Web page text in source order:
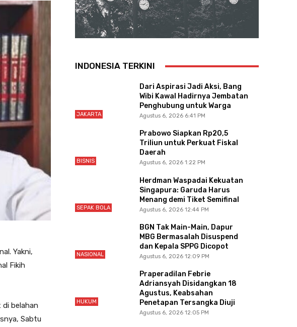
Yakni,
Fikih
di belahan
Sabtu
INDONESIA TERKINI
JAKARTA
Dari Aspirasi Jadi Aksi, Bang
Wibi Kawal Hadirnya Jembatan
Penghubung untuk Warga
Agustus 6, 2026 6:41 PM
BISNIS
Prabowo Siapkan Rp20,5
Triliun untuk Perkuat Fiskal
Daerah
Agustus 6, 2026 1:22 PM
SEPAK BOLA
Herdman Waspadai Kekuatan
Singapura: Garuda Harus
Menang demi Tiket Semifinal
Agustus 6, 2026 12:44 PM
NASIONAL
BGN Tak Main-Main, Dapur
MBG Bermasalah Disuspend
dan Kepala SPPG Dicopot
Agustus 6, 2026 12:09 PM
HUKUM
Praperadilan Febrie
Adriansyah Disidangkan 18
Agustus, Keabsahan
Penetapan Tersangka Diuji
Agustus 6, 2026 12:05 PM